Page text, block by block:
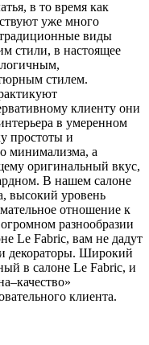
в то время как
уже много
виды
стили, в настоящее
стилем.
клиенту они
в умеренном
простоты и
минимализма, а
оригинальный вкус,
В нашем салоне
высокий уровень
отношение к
разнообразии
Le Fabric, вам не дадут
декораторы. Широкий
в салоне Le Fabric, и
клиента.